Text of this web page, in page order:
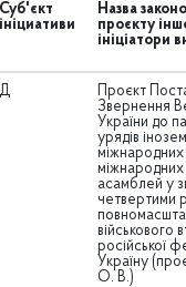
Суб'єкт
ініциативи
Назва
проєкту
ініціатори
Д
Проєкт
Звернення
України до
урядів
міжнародних
міжнародних
асамблей у
четвертими
військового
російської
Україну
О. В.)